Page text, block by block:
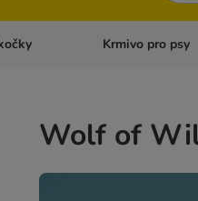
pro kočky Otevřít menu:
Krmivo pro psy
Wolf of